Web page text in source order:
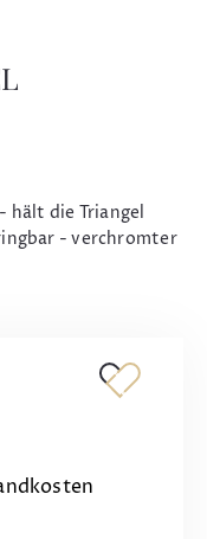
hält die Triangel
- verchromter